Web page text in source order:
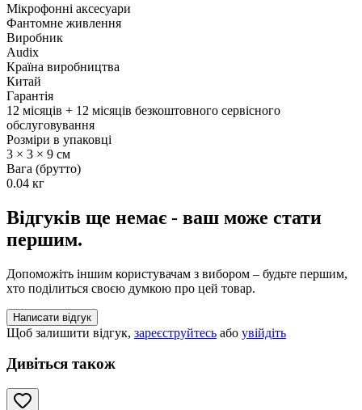
Мікрофонні аксесуари
Фантомне живлення
Виробник
Audix
Країна виробництва
Китай
Гарантія
12 місяців + 12 місяців безкоштовного сервісного
обслуговування
Розміри в упаковці
3 × 3 × 9 см
Вага (брутто)
0.04 кг
Відгуків ще немає - ваш може стати
першим.
Допоможіть іншим користувачам з вибором – будьте першим,
хто поділиться своєю думкою про цей товар.
Написати відгук
Щоб залишити відгук, зареєструйтесь або увійдіть
Дивіться також